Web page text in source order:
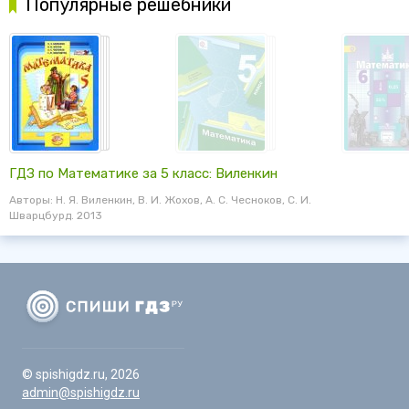
Популярные решебники
ГДЗ по Математике за 5 класс: Виленкин
Авторы: Н. Я. Виленкин, В. И. Жохов, А. С. Чесноков, С. И.
Шварцбурд. 2013
© spishigdz.ru, 2026
admin@spishigdz.ru